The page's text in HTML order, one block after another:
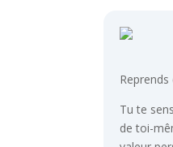
Tu te
de toi-